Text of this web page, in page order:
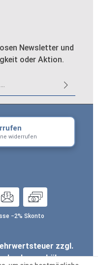
Newsletter und
oder Aktion.
Adresse*
AGBgelesen und
*
Sie die oben
ein*
widerrufen
−2% Skonto
zzgl.